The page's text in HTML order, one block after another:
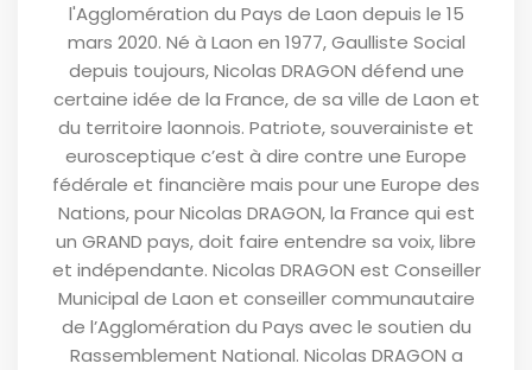
l'Agglomération du Pays de Laon depuis le 15
mars 2020. Né à Laon en 1977, Gaulliste Social
depuis toujours, Nicolas DRAGON défend une
certaine idée de la France, de sa ville de Laon et
du territoire laonnois. Patriote, souverainiste et
eurosceptique c’est à dire contre une Europe
fédérale et financière mais pour une Europe des
Nations, pour Nicolas DRAGON, la France qui est
un GRAND pays, doit faire entendre sa voix, libre
et indépendante. Nicolas DRAGON est Conseiller
Municipal de Laon et conseiller communautaire
de l’Agglomération du Pays avec le soutien du
Rassemblement National. Nicolas DRAGON a